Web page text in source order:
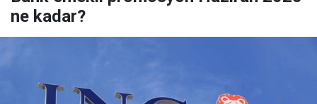
ne kadar?